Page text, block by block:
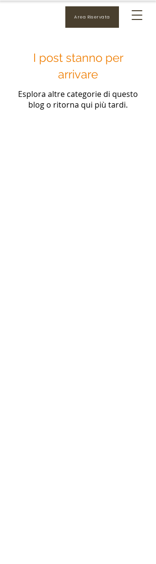
Area Riservata
I post stanno per
arrivare
Esplora altre categorie di questo
blog o ritorna qui più tardi.